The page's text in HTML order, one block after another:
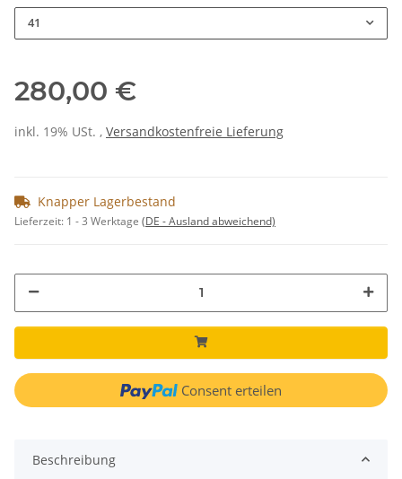
41
280,00 €
inkl. 19% USt. , Versandkostenfreie Lieferung
Knapper Lagerbestand
Lieferzeit: 1 - 3 Werktage (DE - Ausland abweichend)
Consent erteilen
Beschreibung